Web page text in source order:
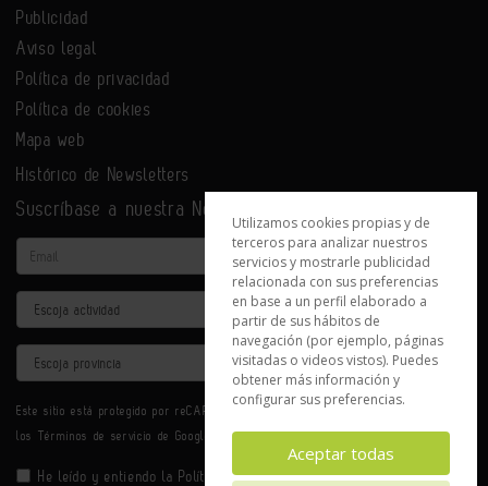
Publicidad
Aviso legal
Política de privacidad
Política de cookies
Mapa web
Histórico de Newsletters
Suscríbase a nuestra Newsletter
Email
Actividad
Provincia
Este sitio está protegido por reCAPTCHA y se aplican la
los Términos de servicio de Google.
He leído y entiendo la Política de Privacidad
Utilizamos cookies propias y de
terceros para analizar nuestros
servicios y mostrarle publicidad
relacionada con sus preferencias
en base a un perfil elaborado a
partir de sus hábitos de
navegación (por ejemplo, páginas
visitadas o videos vistos). Puedes
obtener más información y
configurar sus preferencias.
Aceptar todas